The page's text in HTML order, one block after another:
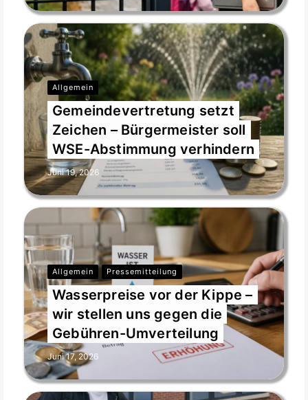
Allgemein
Gemeindevertretung setzt
Zeichen – Bürgermeister soll
WSE-Abstimmung verhindern
Juni 19, 2026
Allgemein Pressemitteilung
Wasserpreise vor der Kippe –
wir stellen uns gegen die
Gebühren-Umverteilung
Juni 17, 2026